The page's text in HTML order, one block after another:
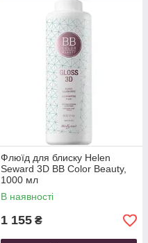
Флюїд для блиску Helen
Seward 3D BB Color Beauty,
1000 мл
В наявності
1 155 ₴